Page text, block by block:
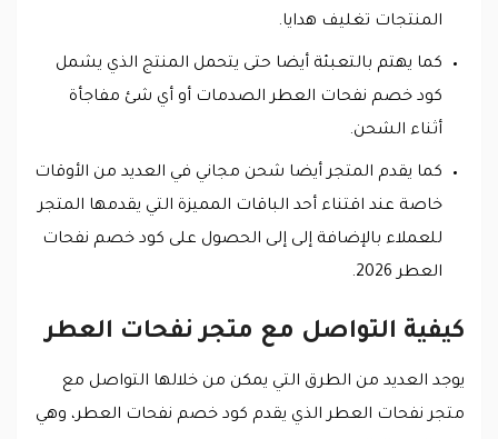
المنتجات تغليف هدايا.
كما يهتم بالتعبئة أيضا حتى يتحمل المنتج الذي يشمل
كود خصم نفحات العطر الصدمات أو أي شئ مفاجأة
أثناء الشحن.
كما يقدم المتجر أيضا شحن مجاني في العديد من الأوقات
خاصة عند اقتناء أحد الباقات المميزة التي يقدمها المتجر
للعملاء بالإضافة إلى إلى الحصول على كود خصم نفحات
العطر 2026.
كيفية التواصل مع متجر نفحات العطر
يوجد العديد من الطرق التي يمكن من خلالها التواصل مع
متجر نفحات العطر الذي يقدم كود خصم نفحات العطر، وهي